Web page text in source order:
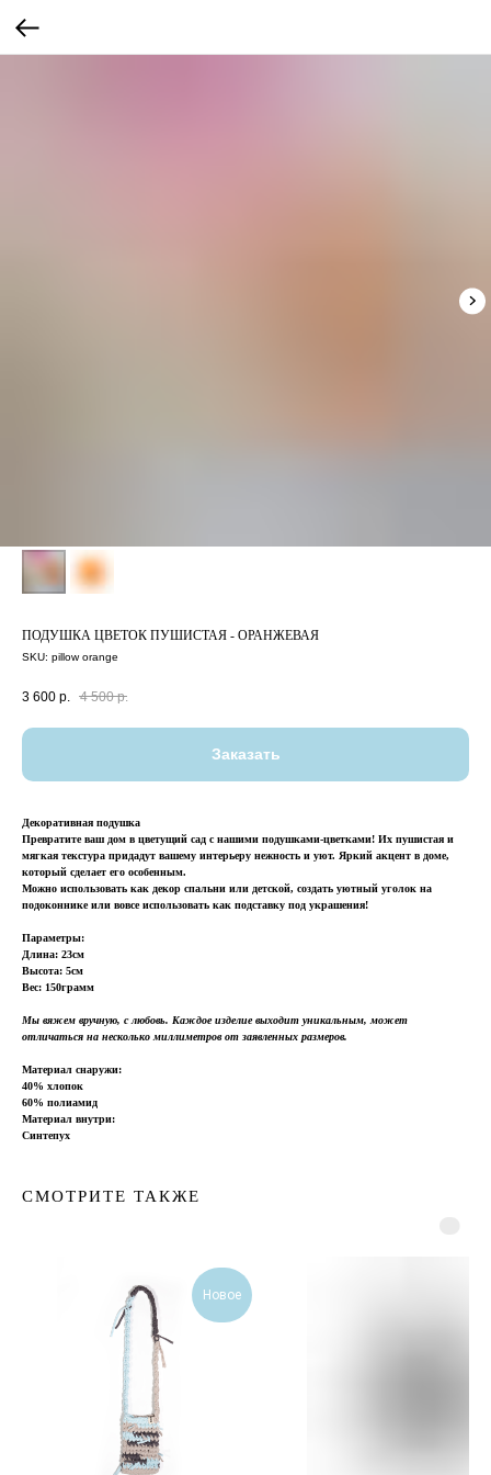
ПОДУШКА ЦВЕТОК ПУШИСТАЯ - ОРАНЖЕВАЯ
SKU: pillow orange
3 600 р. 4 500 р.
Заказать
Декоративная подушка
Превратите ваш дом в цветущий сад с нашими подушками-цветками! Их пушистая и
мягкая текстура придадут вашему интерьеру нежность и уют. Яркий акцент в доме,
который сделает его особенным.
Можно использовать как декор спальни или детской, создать уютный уголок на
подоконнике или вовсе использовать как подставку под украшения!
Параметры:
Длина: 23см
Высота: 5см
Вес: 150грамм
Мы вяжем вручную, с любовь. Каждое изделие выходит уникальным, может
отличаться на несколько миллиметров от заявленных размеров.
Материал снаружи:
40% хлопок
60% полиамид
Материал внутри:
Синтепух
СМОТРИТЕ ТАКЖЕ
Новое